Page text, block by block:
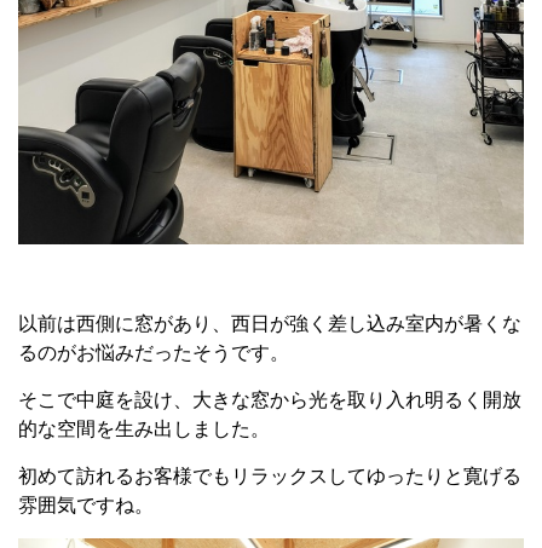
以前は西側に窓があり、西日が強く差し込み室内が暑くな
るのがお悩みだったそうです。
そこで中庭を設け、大きな窓から光を取り入れ明るく開放
的な空間を生み出しました。
初めて訪れるお客様でもリラックスしてゆったりと寛げる
雰囲気ですね。